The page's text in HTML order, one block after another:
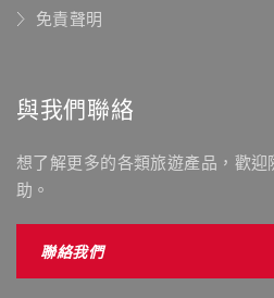
免責聲明
與我們聯絡
想了解更多的各類旅遊產品，歡
助。
聯絡我們